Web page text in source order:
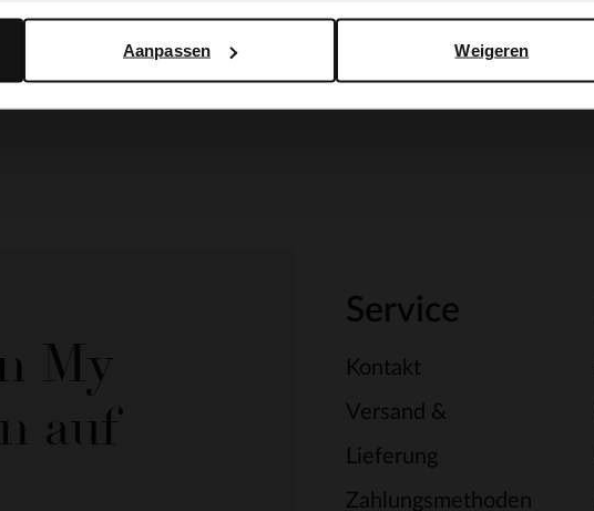
Weigeren
Aanpassen
My
auf
Service
Kontakt
Versand &
Lieferung
Zahlungsmethoden